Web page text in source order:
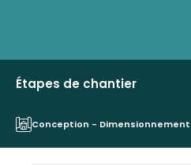
Étapes de chantier
Conception - Dimensionnement